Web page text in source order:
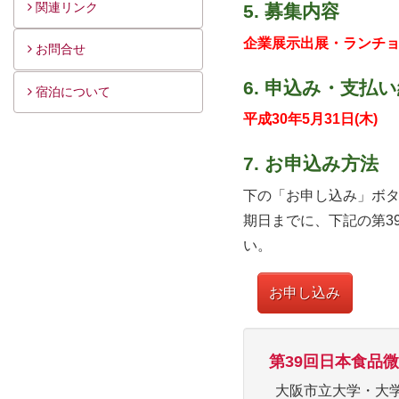
5. 募集内容
企業展示出展・ランチ
6. 申込み・支払
平成30年5月31日(木)
7. お申込み方法
下の「お申し込み」ボ
期日までに、下記の第
い。
お申し込み
第39回日本食品
大阪市立大学・大
関連リンク
お問合せ
宿泊について